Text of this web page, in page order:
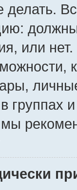
или
группах